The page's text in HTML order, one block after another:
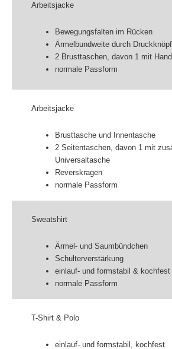
Arbeitsjacke
Bewegungsfalten im Rücken
Ärmelbundweite durch
2 Brusttaschen, davon 1 mit
normale Passform
Arbeitsjacke
Brusttasche und Innentasche
2 Seitentaschen, davon 1 mit
Universaltasche
Reverskragen
normale Passform
Sweatshirt
Ärmel- und Saumbündchen
Schulterverstärkung
einlauf- und formstabil & kochfest
normale Passform
T-Shirt & Polo
einlauf- und formstabil, kochfest